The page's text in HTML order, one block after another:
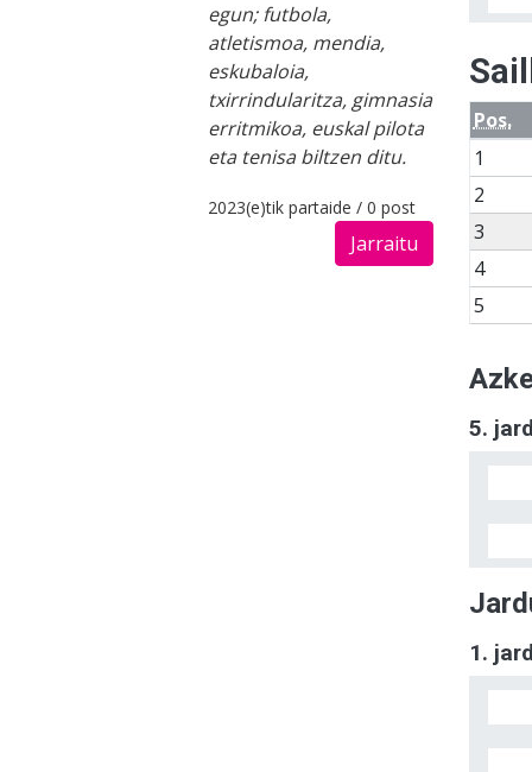
egun; futbola,
atletismoa, mendia,
eskubaloia,
txirrindularitza, gimnasia
erritmikoa, euskal pilota
eta tenisa biltzen ditu.
2023(e)tik partaide / 0 post
Jarraitu
Pos.
1
2
3
4
5
5.
1.